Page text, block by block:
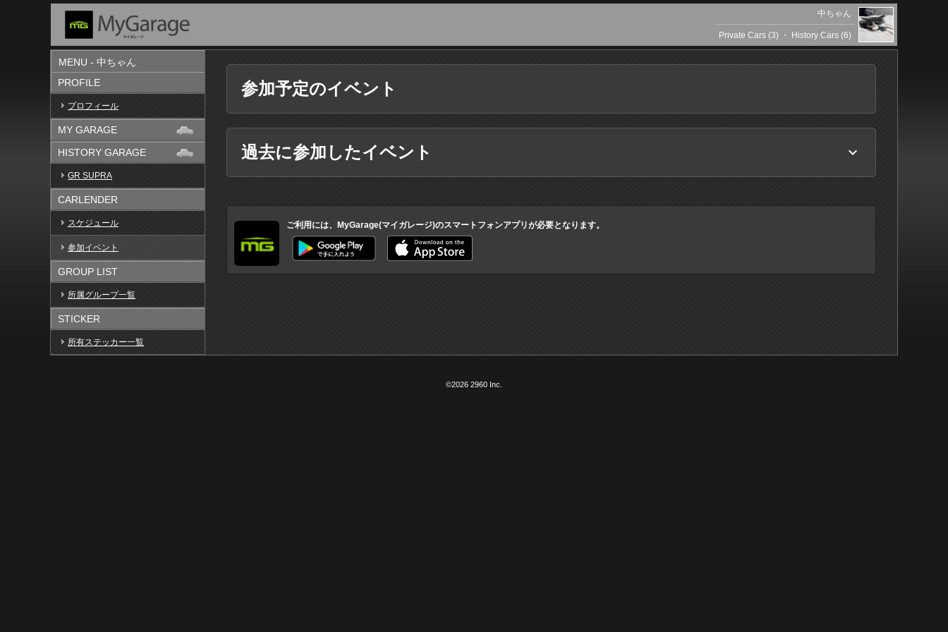
中ちゃん
Private Cars (3) ・ History Cars (6)
MENU - 中ちゃん
PROFILE
プロフィール
MY GARAGE
HISTORY GARAGE
GR SUPRA
CARLENDER
スケジュール
参加イベント
GROUP LIST
所属グループ一覧
STICKER
所有ステッカー一覧
参加予定のイベント
過去に参加したイベント keyboard_arrow_down
ご利用には、MyGarage(マイガレージ)のスマートフォンアプリが必要となります。
©2026 2960 Inc.